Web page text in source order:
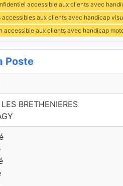
accessible aux clients avec
accessibles aux clients avec handicap
accessible aux clients avec handicap
Poste
BRETHENIERES